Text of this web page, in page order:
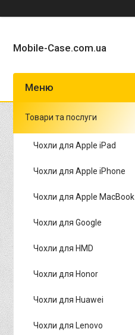
Mobile-Case.com.ua
Товари та послуги
Чохли для Apple iPad
Чохли для Apple iPhone
Чохли для Apple MacBook
Чохли для Google
Чохли для HMD
Чохли для Honor
Чохли для Huawei
Чохли для Lenovo